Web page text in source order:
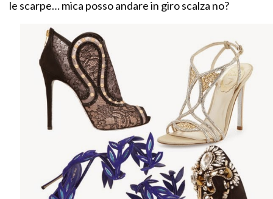
le scarpe… mica posso andare in giro scalza no?